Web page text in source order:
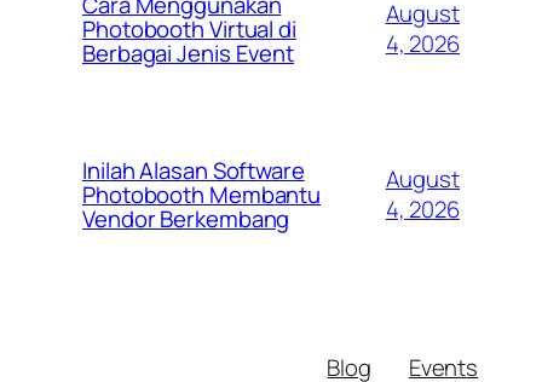
Photobooth Virtual di
Berbagai Jenis Event
August
4, 2026
Inilah Alasan Software
Photobooth Membantu
Vendor Berkembang
August
4, 2026
Blog Events